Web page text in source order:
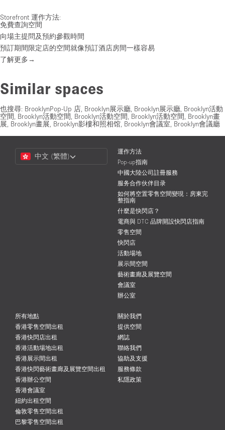
Storefront 運作方法:
免費查詢空間
向場主提問及預約參觀時間
預訂期間限定店的空間就像預訂酒店房間一樣容易
了解更多→
Similar spaces
也搜尋: BrooklynPop-Up 店 Brooklyn展示廳 Brooklyn展示廳 Brooklyn活動
空間
Brooklyn活動空間 Brooklyn活動空間 Brooklyn活動空間
Brooklyn畫
展 Brooklyn畫展 Brooklyn影樓和照相馆 Brooklyn會議室 Brooklyn會議廳
Choose
Language
中文 (繁體)
運作方法
Pop-up指南
中國大陸公司註冊服務
服务合作伙伴目录
如何將空置零售空間變現：房東完
整指南
什麼是快閃店？
電商與 DTC 品牌開設快閃店指南
零售空間
快閃店
活動場地
展示間空間
藝術畫廊及展覽空間
會議室
辦公室
所有地點
香港零售空間出租
香港快閃店出租
香港活動場地出租
香港展示間出租
香港快閃藝術畫廊及展覽空間出租
香港辦公空間
香港會議室
紐約出租空間
倫敦零售空間出租
巴黎零售空間出租
關於我們
提供空間
網誌
聯絡我們
協助及支援
服務條款
私隱政策